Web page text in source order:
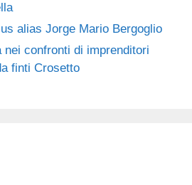
alias Jorge Mario Bergoglio
nei confronti di imprenditori
finti Crosetto